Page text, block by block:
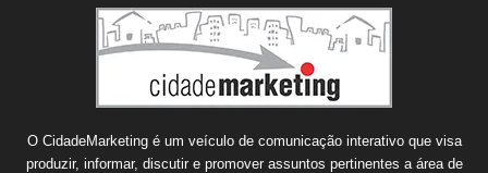
O CidadeMarketing é um veículo de comunicação interativo que visa
produzir, informar, discutir e promover assuntos pertinentes a área de